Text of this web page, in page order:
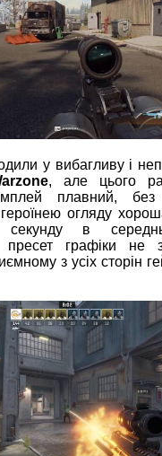
у вибагливу і
, але цього
плавний, без
героїнею огляду
в
пресет графіки не
з усіх сторін